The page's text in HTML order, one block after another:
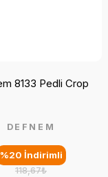
118,67₺
%20 İndirimli
DEFNEM
8133 Pedli Crop